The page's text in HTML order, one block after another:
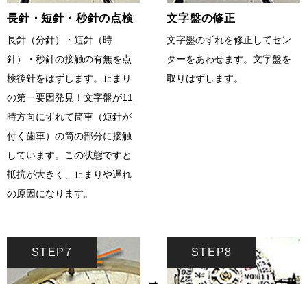
長針・短針・秒針の点検
長針（分針）・短針（時
針）・秒針の接触の有無を点
検後針をはずします。止まり
の第一要因発見！文字盤が11
時方向にずれて筒車（短針が
付く歯車）の筒の部分に接触
しています。この状態ですと
抵抗が大きく、止まりや遅れ
の原因になります。
文字盤の修正
文字盤のずれを修正してセン
ターをあわせます。文字盤を
取りはずします。
STEP7 STEP8